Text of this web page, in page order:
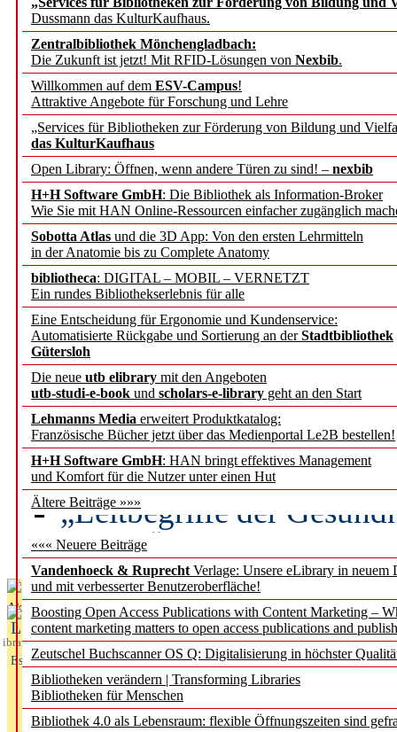
Dussmann das KulturKaufhaus.
Zentralbibliothek Mönchengladbach:
Die Zukunft ist jetzt! Mit RFID-Lösungen von Nexbib.
Willkommen auf dem ESV-Campus!
Attraktive Angebote für Forschung und Lehre
„Services für Bibliotheken zur Förderung von Bildung und
das KulturKaufhaus
Open Library: Öffnen, wenn andere Türen zu sind! – nexbib
H+H Software GmbH: Die Bibliothek als Information-Broker
Wie Sie mit HAN Online-Ressourcen einfacher zugänglich
Sobotta Atlas und die 3D App: Von den ersten Lehrmitteln
in der Anatomie bis zu Complete Anatomy
bibliotheca: DIGITAL – MOBIL – VERNETZT
Ein rundes Bibliothekserlebnis für alle
Eine Entscheidung für Ergonomie und Kundenservice:
Automatisierte Rückgabe und Sortierung an derStadtbibliothek
Gütersloh
Die neue utb elibrary mit den Angeboten
utb-studi-e-book und scholars-e-library geht an den Start
Lehmanns Media erweitert Produktkatalog:
Französische Bücher jetzt über das Medienportal Le2B bestellen!
H+H Software GmbH: HAN bringt effektives Management
und Komfort für die Nutzer unter einen Hut
Ältere Beiträge »»»
««« Neuere Beiträge
Vandenhoeck & Ruprecht Verlage: Unsere eLibrary in neuem
und mit verbesserter Benutzeroberfläche!
Boosting Open Access Publications with Content Marketing –
content marketing matters to open access publications and
Zeutschel Buchscanner OS Q: Digitalisierung in höchster
Bibliotheken verändern | Transforming Libraries
Bibliotheken für Menschen
Bibliothek 4.0 als Lebensraum: flexible Öffnungszeiten sind
angepasst
konstruktiv!
Mohr Siebeck
und die Zeitschrift für
Francke Attempto
EBSCO Information
Recherchefunktionen in
Sorbisches Institut neu
Geschichte und
Künstliche Intelligenz
besser zu verstehen
„Leitbegriffe der
des BIÖG erscheinen
Aktuelles aus
L
ibrary
Essentials